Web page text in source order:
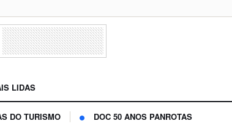
LIDAS
DO TURISMO DOC 50 ANOS PANROTAS